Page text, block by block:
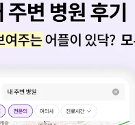
료, 궁금한 점이 있나요?
의사가 직접 답해드려요!